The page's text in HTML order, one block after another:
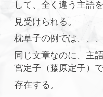
して、全く違う主語
見受けられる。
枕草子の例では、、、
同じ文章なのに、主
宮定子（藤原定子）
存在する。